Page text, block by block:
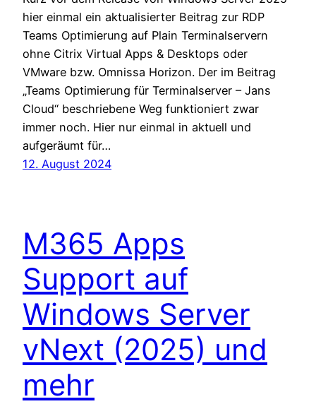
hier einmal ein aktualisierter Beitrag zur RDP
Teams Optimierung auf Plain Terminalservern
ohne Citrix Virtual Apps & Desktops oder
VMware bzw. Omnissa Horizon. Der im Beitrag
„Teams Optimierung für Terminalserver – Jans
Cloud“ beschriebene Weg funktioniert zwar
immer noch. Hier nur einmal in aktuell und
aufgeräumt für…
12. August 2024
M365 Apps
Support auf
Windows Server
vNext (2025) und
mehr